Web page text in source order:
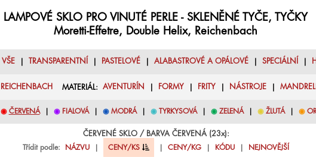
LAMPOVÉ SKLO PRO VINUTÉ PERLE - SKLENĚNÉ TYČE, TYČKY
Moretti-Effetre, Double Helix, Reichenbach
VŠE| TRANSPARENTNÍ PASTELOVÉ| ALABASTROVÉ A OPÁLOVÉ| SPECIÁLNÍ
REICHENBACH MATERIÁL: AVENTURÍN FORMY FRITY NÁSTROJE
◉ ČERVENÁ| ◉ FIALOVÁ| ◉ MODRÁ| ◉ TYRKYSOVÁ| ◉ ZELENÁ| ◉ ŽLUTÁ| ◉
ČERVENÉ SKLO / BARVA ČERVENÁ (23x):
Třídit podle:
NÁZVU CENY/KS CENY/KG KÓDU NEJNOVĚJŠÍ